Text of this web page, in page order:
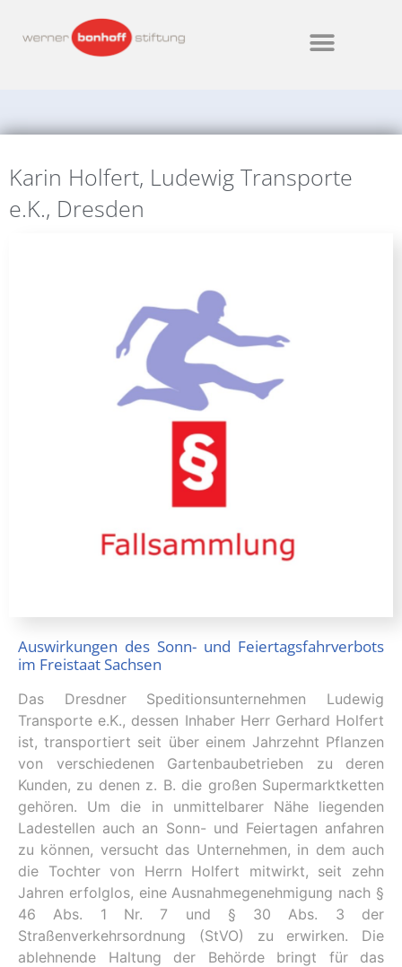
Karin Holfert, Ludewig Transporte
e.K., Dresden
Auswirkungen des Sonn- und Feiertagsfahrverbots
im Freistaat Sachsen
Das Dresdner Speditionsunternehmen Ludewig
Transporte e.K., dessen Inhaber Herr Gerhard Holfert
ist, transportiert seit über einem Jahrzehnt Pflanzen
von verschiedenen Gartenbaubetrieben zu deren
Kunden, zu denen z. B. die großen Supermarktketten
gehören. Um die in unmittelbarer Nähe liegenden
Ladestellen auch an Sonn- und Feiertagen anfahren
zu können, versucht das Unternehmen, in dem auch
die Tochter von Herrn Holfert mitwirkt, seit zehn
Jahren erfolglos, eine Ausnahmegenehmigung nach §
46 Abs. 1 Nr. 7 und § 30 Abs. 3 der
Straßenverkehrsordnung (StVO) zu erwirken. Die
ablehnende Haltung der Behörde bringt für das